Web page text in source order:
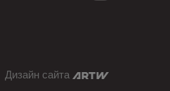
Дизайн сайта